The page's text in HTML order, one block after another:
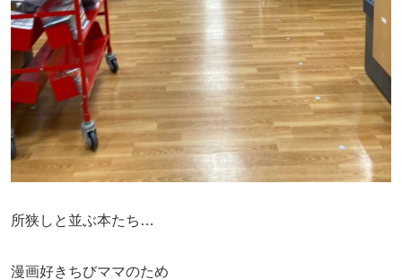
所狭しと並ぶ本たち…
漫画好きちびママのため